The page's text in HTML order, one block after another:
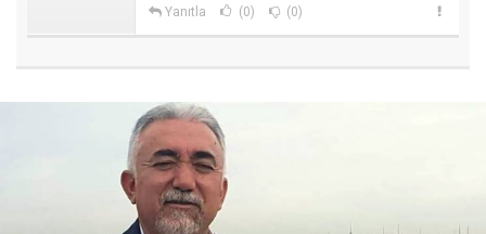
Yanıtla (0) (0)